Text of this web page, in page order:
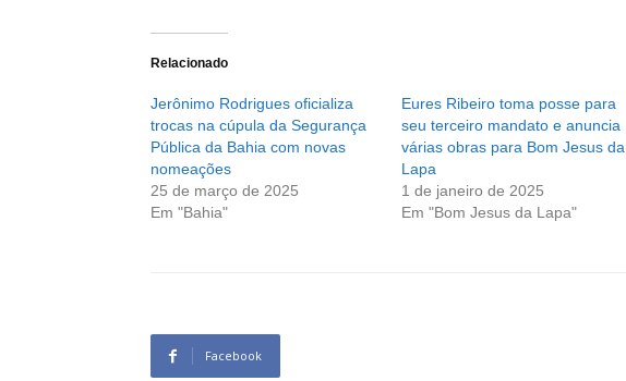
Relacionado
Jerônimo Rodrigues oficializa
trocas na cúpula da Segurança
Pública da Bahia com novas
nomeações
25 de março de 2025
Em "Bahia"
Eures Ribeiro toma posse para
seu terceiro mandato e anuncia
várias obras para Bom Jesus da
Lapa
1 de janeiro de 2025
Em "Bom Jesus da Lapa"
Facebook